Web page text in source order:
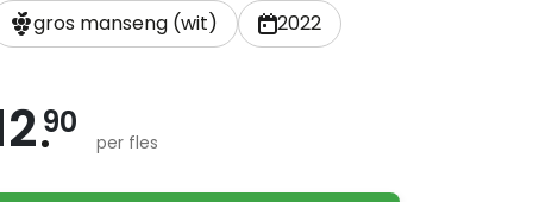
gros manseng (wit)
2022
90
per fles